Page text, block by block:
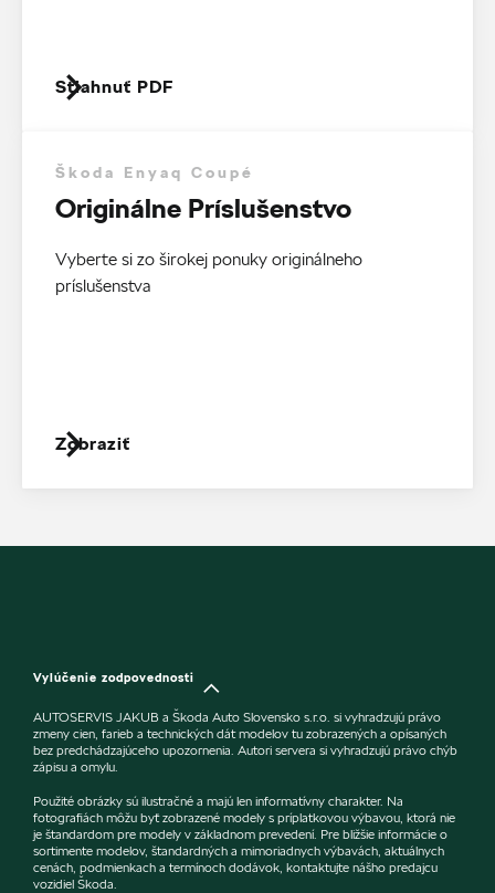
Stiahnuť PDF
Škoda Enyaq Coupé
Originálne Príslušenstvo
Vyberte si zo širokej ponuky originálneho
príslušenstva
Zobraziť
Vylúčenie zodpovednosti
AUTOSERVIS JAKUB a Škoda Auto Slovensko s.r.o. si vyhradzujú právo
zmeny cien, farieb a technických dát modelov tu zobrazených a opísaných
bez predchádzajúceho upozornenia. Autori servera si vyhradzujú právo chýb
zápisu a omylu.
Použité obrázky sú ilustračné a majú len informatívny charakter. Na
fotografiách môžu byť zobrazené modely s príplatkovou výbavou, ktorá nie
je štandardom pre modely v základnom prevedení. Pre bližšie informácie o
sortimente modelov, štandardných a mimoriadnych výbavách, aktuálnych
cenách, podmienkach a termínoch dodávok, kontaktujte nášho predajcu
vozidiel Škoda.